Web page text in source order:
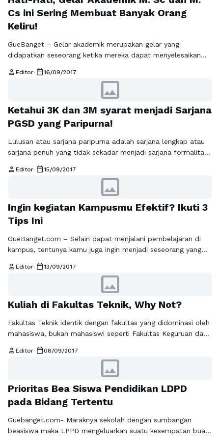
wawancara berjalan sesuai harapan. …
Baca Selengkapnya
Cs ini Sering Membuat Banyak Orang
Keliru!
GueBanget – Gelar akademik merupakan gelar yang
didapatkan seseorang ketika mereka dapat menyelesaikan
berdasarkan program studi yang diambil serta kebijakan
bersangkutan. Itulah sebabnya banyak mahasiswa yang
padahal kuliahnya mengambil program studi yang sama,
tetapi setelah lulus, mereka mendapat gelar yang berbeda …
Baca Selengkapnya
person Editor• calendar_today16/09/2017
image
Ketahui 3K dan 3M syarat menjadi Sarjana
PGSD yang Paripurna!
Lulusan atau sarjana paripurna adalah sarjana lengkap atau
sarjana penuh yang tidak sekadar menjadi sarjana formalitas
Herimanto dan Winarno dalam Ilmu Sosial & Budaya Dasar
adalah sarjana lulusan perguruan tinggi (PT) program strata
satu (S-1) yang memiliki tiga jenis …Baca Selengkapnya
person Editor• calendar_today15/09/2017
image
Ingin kegiatan Kampusmu Efektif? Ikuti 3
Tips Ini
GueBanget.com – Selain dapat menjalani pembelajaran di
kampus, tentunya kamu juga ingin menjadi seseorang yang
seorang aktivis di kampus banyak dilakoni oleh para
tersebut bertujuan untuk menambah pengalaman dan
mengasah kemampuannya dalam suatu bidang yang ia
person Editor• calendar_today13/09/2017
image
Kuliah di Fakultas Teknik, Why Not?
Fakultas Teknik identik dengan fakultas yang didominasi oleh
mahasiswa, bukan mahasiswi seperti Fakultas Keguruan dan
gender, mahasiswa/mahasiswi Fakultas Teknik sering menjadi
yang terkenal begajulan karena potongan rambutnya yang
dibiarkan gondrong, berpakaian tidak rapi, dan sering terlihat
kucel karena mungkin jarang mandi. Mayoritas …
Selengkapnya
person Editor• calendar_today08/09/2017
image
Prioritas Bea Siswa Pendidikan LDPD
pada Bidang Tertentu
Guebanget.com- Maraknya sekolah dengan sumbangan
beasiswa maka LPPD mengeluarkan suatu kesempatan buat